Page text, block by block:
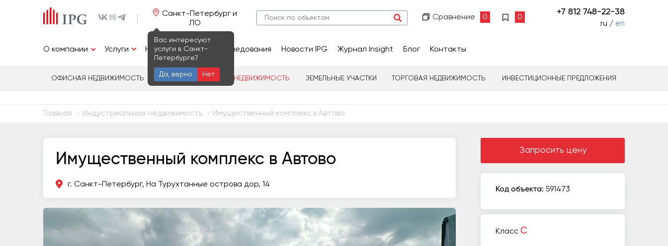
Санкт-Петербург и
ЛО
Вас интересуют
услуги в Санкт-
Петербурге?
Да, верно Нет
Сравнение 0 0
+7 812 748-22-38
ru / en
О компании Услуги Недвижимость Исследования Новости IPG Журнал Insight Блог Контакты
ОФИСНАЯ НЕДВИЖИМОСТЬ ИНДУСТРИАЛЬНАЯ НЕДВИЖИМОСТЬ ЗЕМЕЛЬНЫЕ УЧАСТКИ ТОРГОВАЯ НЕДВИЖИМОСТЬ ИНВЕСТИЦИОННЫЕ ПРЕДЛОЖЕНИЯ
Главная / Индустриальная недвижимость / Имущественный комплекс в Автово
Имущественный комплекс в Автово
г. Санкт-Петербург, На Турухтанные острова дор, 14
Запросить цену
Код объекта: 591473
Класс C